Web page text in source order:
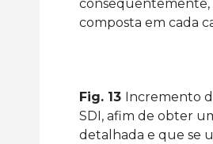
consequentemente,
composta em cada
Fig. 13 Incremento
SDI, afim de obter
detalhada e que se